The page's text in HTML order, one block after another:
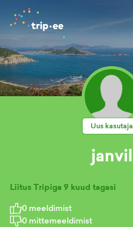
Uus kasutaja
janvil
Liitus Tripiga 9 kuud tagasi
0 meeldimist
0 mittemeeldimist